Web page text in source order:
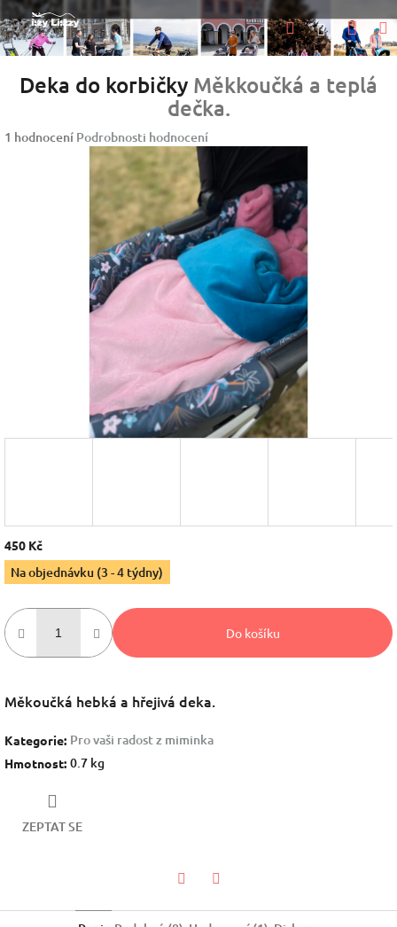
Přejít
na
obsah
HledatPřihlášení
Deka do korbičky Měkkoučká a teplá
dečka.
Průměrné
1 hodnocení Podrobnosti hodnocení
450 Kč
Měrná
cena:
Na objednávku (3 - 4 týdny)
Do košíku
Měkoučká hebká a hřejivá deka.
Kategorie: Pro vaši radost z miminka
Hmotnost: 0.7 kg
ZEPTAT SE